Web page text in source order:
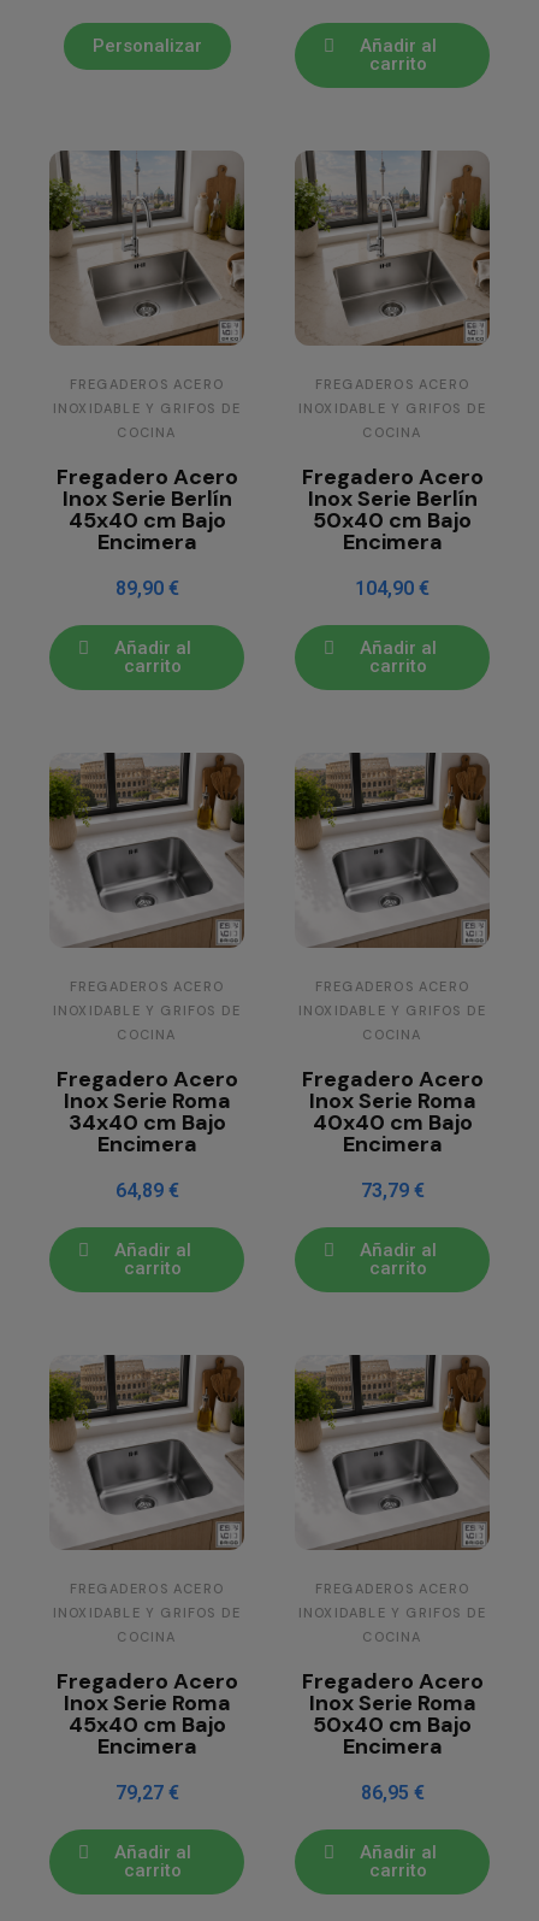
Personalizar
Añadir al
carrito
FREGADEROS ACERO
INOXIDABLE Y GRIFOS DE
COCINA
Fregadero Acero
Inox Serie Berlín
45x40 cm Bajo
Encimera
89,90 €
Añadir al
carrito
FREGADEROS ACERO
INOXIDABLE Y GRIFOS DE
COCINA
Fregadero Acero
Inox Serie Berlín
50x40 cm Bajo
Encimera
104,90 €
Añadir al
carrito
FREGADEROS ACERO
INOXIDABLE Y GRIFOS DE
COCINA
Fregadero Acero
Inox Serie Roma
34x40 cm Bajo
Encimera
64,89 €
Añadir al
carrito
FREGADEROS ACERO
INOXIDABLE Y GRIFOS DE
COCINA
Fregadero Acero
Inox Serie Roma
40x40 cm Bajo
Encimera
73,79 €
Añadir al
carrito
FREGADEROS ACERO
INOXIDABLE Y GRIFOS DE
COCINA
Fregadero Acero
Inox Serie Roma
45x40 cm Bajo
Encimera
79,27 €
Añadir al
carrito
FREGADEROS ACERO
INOXIDABLE Y GRIFOS DE
COCINA
Fregadero Acero
Inox Serie Roma
50x40 cm Bajo
Encimera
86,95 €
Añadir al
carrito